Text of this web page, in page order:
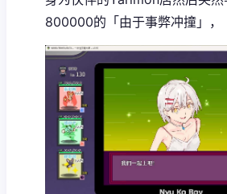
800000的「由于事弊冲撞」，